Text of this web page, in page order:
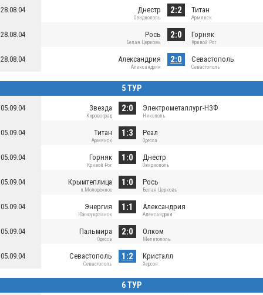
28.08.04 Днестр
Овидиополь
2:2 Титан
Армянск
28.08.04 Рось
Белая Церковь
2:0 Горняк
Кривой Рог
28.08.04 Александрия
Александрия
2:0 Севастополь
Севастополь
5 ТУР
05.09.04 Звезда
Кировоград
2:0 Электрометаллург-НЗФ
Никополь
05.09.04 Титан
Армянск
1:3 Реал
Одесса
05.09.04 Горняк
Кривой Рог
1:0 Днестр
Овидиополь
05.09.04 Крымтеплица
п.Молодежное
1:0 Рось
Белая Церковь
05.09.04 Энергия
Южноукраинск
1:1 Александрия
Александрия
05.09.04 Пальмира
Одесса
2:0 Олком
Мелитополь
05.09.04 Севастополь
Севастополь
1:2 Кристалл
Херсон
6 ТУР